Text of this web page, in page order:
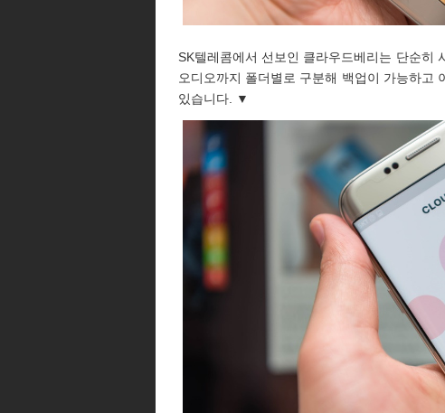
SK텔레콤에서 선보인 클라우드베리는 단순히
오디오까지 폴더별로 구분해 백업이 가능하고
있습니다. ▼